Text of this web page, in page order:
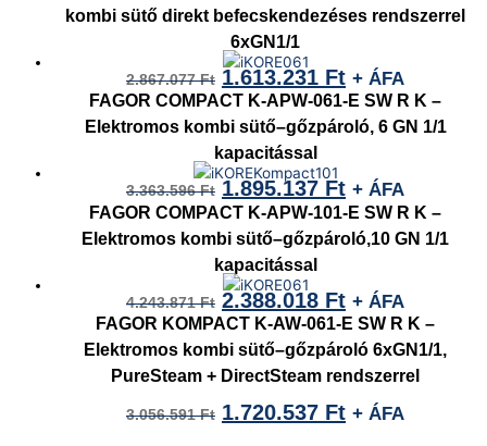
kombi sütő direkt befecskendezéses rendszerrel
6xGN1/1
2.867.077Ft 1.613.231 Ft + ÁFA
FAGOR COMPACT K-APW-061-E SW R K –
Elektromos kombi sütő–gőzpároló, 6 GN 1/1
kapacitással
3.363.596Ft 1.895.137 Ft + ÁFA
FAGOR COMPACT K-APW-101-E SW R K –
Elektromos kombi sütő–gőzpároló,10 GN 1/1
kapacitással
4.243.871Ft 2.388.018 Ft + ÁFA
FAGOR KOMPACT K-AW-061-E SW R K –
Elektromos kombi sütő–gőzpároló 6xGN1/1,
PureSteam + DirectSteam rendszerrel
3.056.591Ft 1.720.537 Ft + ÁFA